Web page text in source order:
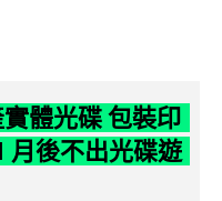
體光碟 包裝印
月後不出光碟遊